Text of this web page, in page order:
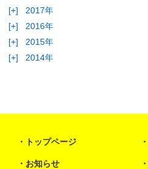
[+]
2017年
[+]
2016年
[+]
2015年
[+]
2014年
トップページ
お知らせ